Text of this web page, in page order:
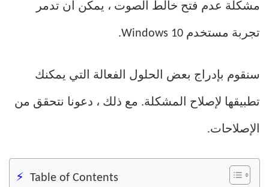
مشكلة عدم فتح خالط الصوت ، يمكن أن تدمر
تجربة مستخدم Windows 10.
سنقوم بإدراج بعض الحلول الفعالة التي يمكنك
تطبيقها لإصلاح المشكلة. مع ذلك ، دعونا نتحقق من
الإصلاحات.
Table of Contents